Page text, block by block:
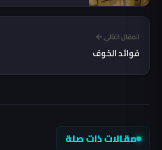
المقال التالي
فوائد الخوف
مقالات ذات صلة